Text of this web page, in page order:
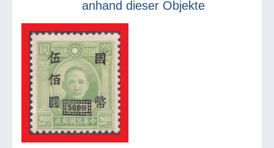
anhand dieser Objekte